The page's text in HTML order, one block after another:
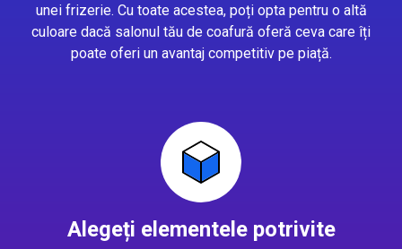
unei frizerie. Cu toate acestea, poți opta pentru o altă
culoare dacă salonul tău de coafură oferă ceva care îți
poate oferi un avantaj competitiv pe piață.
Alegeți elementele potrivite